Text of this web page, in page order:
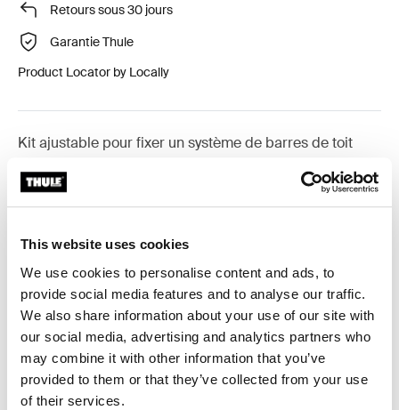
This website uses cookies
We use cookies to personalise content and ads, to
provide social media features and to analyse our traffic.
We also share information about your use of our site with
our social media, advertising and analytics partners who
may combine it with other information that you’ve
provided to them or that they’ve collected from your use
of their services.
Retours sous 30 jours
Garantie Thule
Product Locator by Locally
Kit ajustable pour fixer un système de barres de toit
profil en T ou points de fixation préexistants.
Toggle features
Toutes les caractéristiques
Toggle techspec
Caractéristiques techniques
Toggle guides and instructions
Instructions